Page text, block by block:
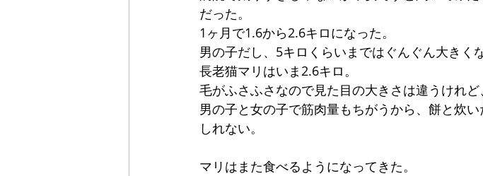
だった。
1ヶ月で1.6から2.6キロになった。
男の子だし、5キロくらいまではぐんぐん大きく
長老猫マリはいま2.6キロ。
毛がふさふさなので見た目の大きさは違うけれど
男の子と女の子で筋肉量もちがうから、餅と炊
しれない。
マリはまた食べるようになってきた。